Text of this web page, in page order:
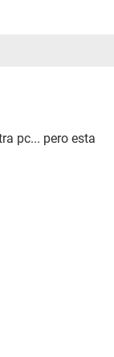
pc... pero esta